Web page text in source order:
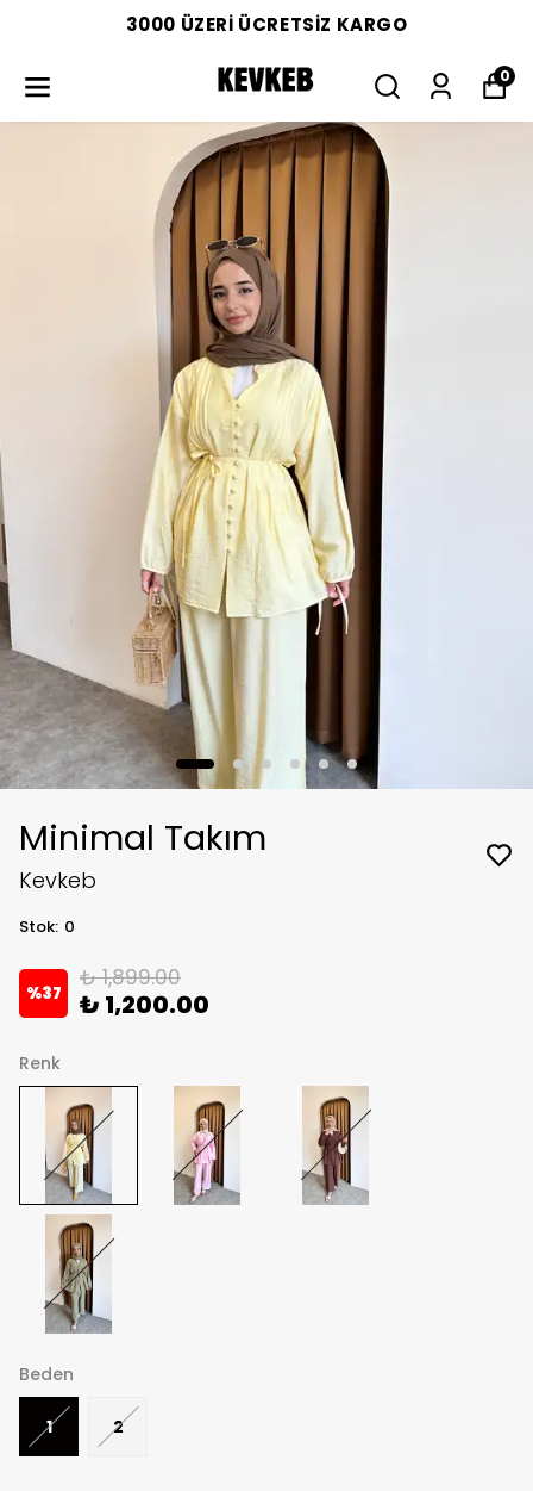
3000 ÜZERİ ÜCRETSİZ KARGO
0
Minimal Takım
Kevkeb
Stok: 0
%37
₺ 1,899.00
₺ 1,200.00
Renk
Beden
1 2